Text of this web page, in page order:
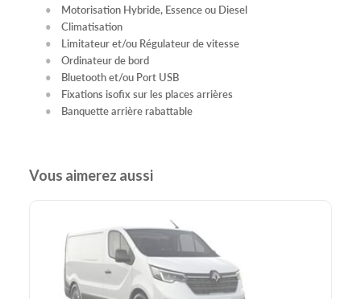
Motorisation Hybride, Essence ou Diesel
Climatisation
Limitateur et/ou Régulateur de vitesse
Ordinateur de bord
Bluetooth et/ou Port USB
Fixations isofix sur les places arrières
Banquette arrière rabattable
Vous aimerez aussi